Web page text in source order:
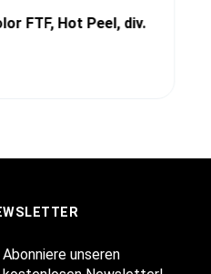
FTF, Hot Peel, div.
Abonniere unseren